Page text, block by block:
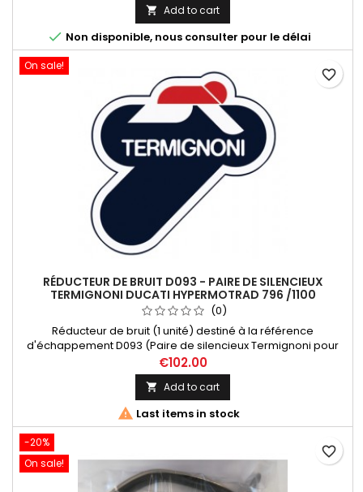
 Add to cart
 Non disponible, nous consulter pour le délai
On sale!
RÉDUCTEUR DE BRUIT D093 - PAIRE DE SILENCIEUX
TERMIGNONI DUCATI HYPERMOTRAD 796 /1100
(0)
Réducteur de bruit (1 unité) destiné à la référence
d'échappement D093 (Paire de silencieux Termignoni pour
Ducati Hypermotard 796 /1100).
€102.00
 Add to cart
 Last items in stock
favorite_border
-20%
On sale!
favorite_border